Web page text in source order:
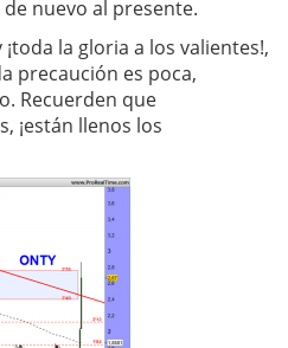
nuevo al presente.
la gloria a los valientes!,
precaución es poca,
Recuerden que
¡están llenos los